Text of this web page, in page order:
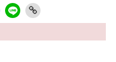
LIN
E
Link
Copy